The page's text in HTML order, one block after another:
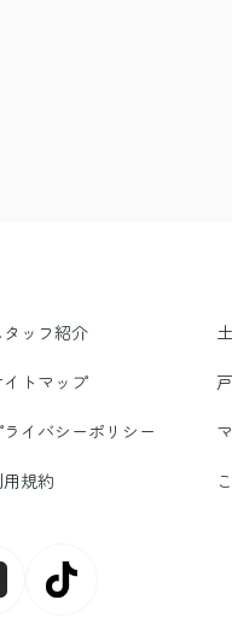
タッフ紹介
イトマップ
ライバシーポリシー
規約